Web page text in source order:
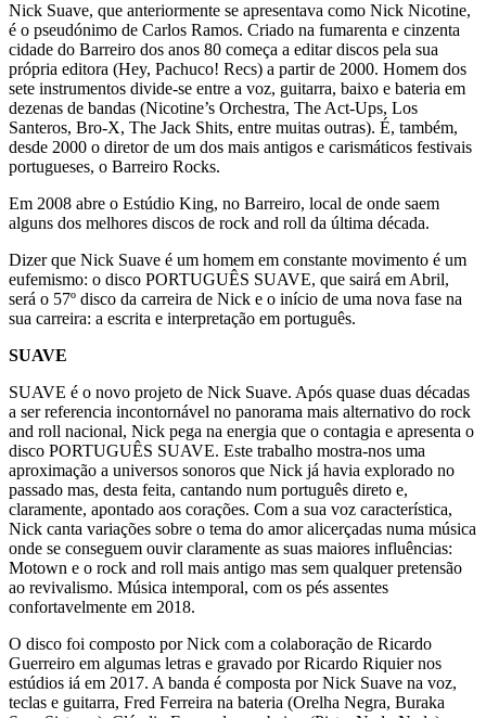
Nick Suave, que anteriormente se apresentava como Nick Nicotine,
é o pseudónimo de Carlos Ramos. Criado na fumarenta e cinzenta
cidade do Barreiro dos anos 80 começa a editar discos pela sua
própria editora (Hey, Pachuco! Recs) a partir de 2000. Homem dos
sete instrumentos divide-se entre a voz, guitarra, baixo e bateria em
dezenas de bandas (Nicotine’s Orchestra, The Act-Ups, Los
Santeros, Bro-X, The Jack Shits, entre muitas outras). É, também,
desde 2000 o diretor de um dos mais antigos e carismáticos festivais
portugueses, o Barreiro Rocks.
Em 2008 abre o Estúdio King, no Barreiro, local de onde saem
alguns dos melhores discos de rock and roll da última década.
Dizer que Nick Suave é um homem em constante movimento é um
eufemismo: o disco PORTUGUÊS SUAVE, que sairá em Abril,
será o 57º disco da carreira de Nick e o início de uma nova fase na
sua carreira: a escrita e interpretação em português.
SUAVE
SUAVE é o novo projeto de Nick Suave. Após quase duas décadas
a ser referencia incontornável no panorama mais alternativo do rock
and roll nacional, Nick pega na energia que o contagia e apresenta o
disco PORTUGUÊS SUAVE. Este trabalho mostra-nos uma
aproximação a universos sonoros que Nick já havia explorado no
passado mas, desta feita, cantando num português direto e,
claramente, apontado aos corações. Com a sua voz característica,
Nick canta variações sobre o tema do amor alicerçadas numa música
onde se conseguem ouvir claramente as suas maiores influências:
Motown e o rock and roll mais antigo mas sem qualquer pretensão
ao revivalismo. Música intemporal, com os pés assentes
confortavelmente em 2018.
O disco foi composto por Nick com a colaboração de Ricardo
Guerreiro em algumas letras e gravado por Ricardo Riquier nos
estúdios iá em 2017. A banda é composta por Nick Suave na voz,
teclas e guitarra, Fred Ferreira na bateria (Orelha Negra, Buraka